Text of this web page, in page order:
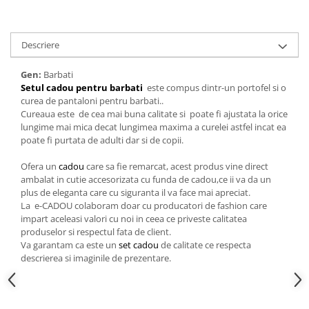
Martisoare
Descriere
Gen: Barbati
Setul cadou pentru barbati este compus dintr-un portofel si o
curea de pantaloni pentru barbati..
Cureaua este de cea mai buna calitate si poate fi ajustata la orice
lungime mai mica decat lungimea maxima a curelei astfel incat ea
poate fi purtata de adulti dar si de copii.
Ofera un cadou care sa fie remarcat, acest produs vine direct
ambalat in cutie accesorizata cu funda de cadou,ce ii va da un
plus de eleganta care cu siguranta il va face mai apreciat.
La e-CADOU colaboram doar cu producatori de fashion care
impart aceleasi valori cu noi in ceea ce priveste calitatea
produselor si respectul fata de client.
Va garantam ca este un set cadou de calitate ce respecta
descrierea si imaginile de prezentare.